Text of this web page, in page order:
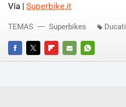
Vía | Superbike.it
FACEBOOKTWITTERFLIPBOARD
E-
WHATSAPP
TEMAS Superbikes Ducati